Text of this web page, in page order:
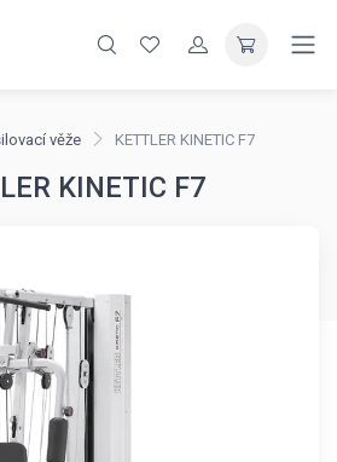
věže KETTLER KINETIC F7
KINETIC F7